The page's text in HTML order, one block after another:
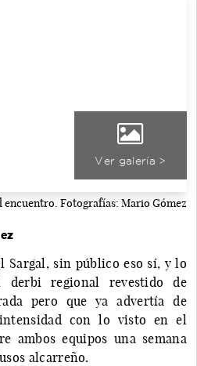
Ver galería >
encuentro. Fotografías: Mario Gómez
Sargal, sin público eso sí, y lo
derbi regional revestido de
pero que ya advertía de
con lo visto en el
ambos equipos una semana
alcarreño.